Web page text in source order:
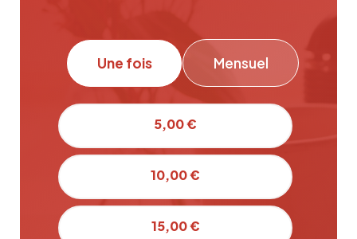
Une fois Mensuel
5,00 €
10,00 €
15,00 €